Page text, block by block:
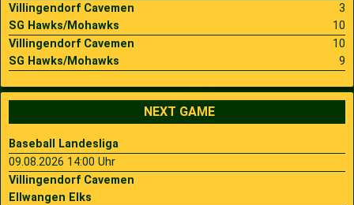
Villingendorf Cavemen
3
SG Hawks/Mohawks
10
Villingendorf Cavemen
10
SG Hawks/Mohawks
9
NEXT GAME
Baseball Landesliga
09.08.2026 14:00 Uhr
Villingendorf Cavemen
Ellwangen Elks